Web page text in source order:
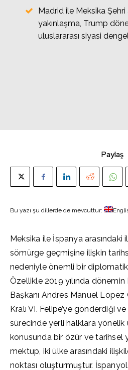
Madrid ile Meksika Şehri
yakınlaşma, Trump
uluslararası siyasi
Paylaş
Bu yazı şu dillerde de mevcuttur:
Meksika ile İspanya arasındaki
sömürge geçmişine ilişkin
nedeniyle önemli bir
Özellikle 2019 yılında
Başkanı Andres Manuel Lopez
Kralı VI. Felipe’ye gönderdiği
sürecinde yerli halklara
konusunda bir özür ve tarihsel
mektup, iki ülke arasındaki
noktası oluşturmuştur.